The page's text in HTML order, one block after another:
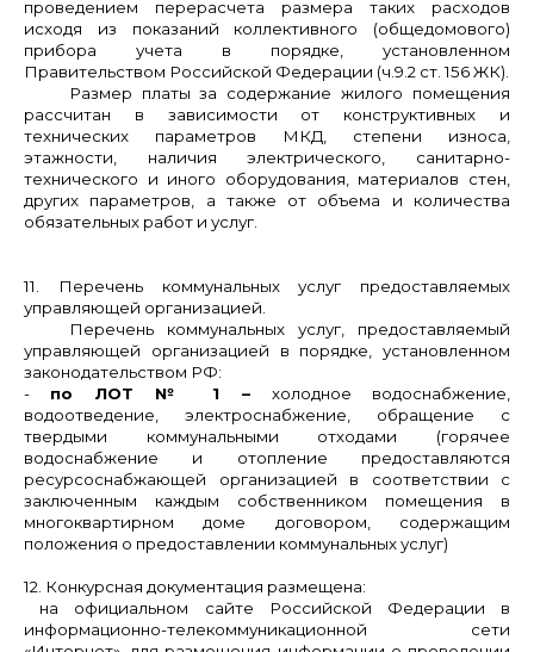
проведением перерасчета размера таких расходов
исходя из показаний коллективного (общедомового)
прибора учета в порядке, установленном
Правительством Российской Федерации (ч.9.2 ст. 156 ЖК).
Размер платы за содержание жилого помещения
рассчитан в зависимости от конструктивных и
технических параметров МКД, степени износа,
этажности, наличия электрического, санитарно-
технического и иного оборудования, материалов стен,
других параметров, а также от объема и количества
обязательных работ и услуг.
11. Перечень коммунальных услуг предоставляемых
управляющей организацией.
Перечень коммунальных услуг, предоставляемый
управляющей организацией в порядке, установленном
законодательством РФ:
- по ЛОТ № 1 – холодное водоснабжение,
водоотведение, электроснабжение, обращение с
твердыми коммунальными отходами (горячее
водоснабжение и отопление предоставляются
ресурсоснабжающей организацией в соответствии с
заключенным каждым собственником помещения в
многоквартирном доме договором, содержащим
положения о предоставлении коммунальных услуг)
12. Конкурсная документация размещена:
на официальном сайте Российской Федерации в
информационно-телекоммуникационной сети